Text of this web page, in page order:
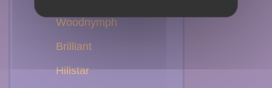
Woodnymph
Brilliant
Hillstar